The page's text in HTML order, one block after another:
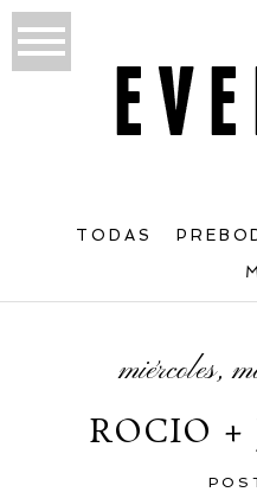
TODAS
miércoles,
ROCIO +